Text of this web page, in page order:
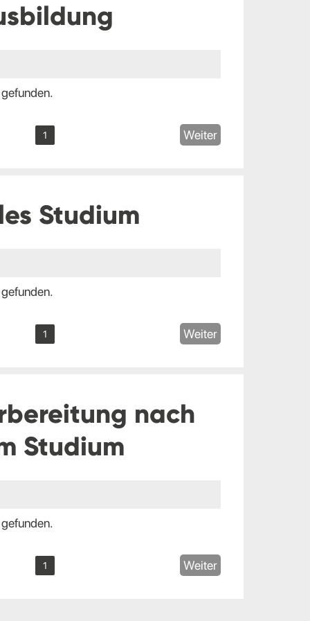
1 Weiter
Studium
1 Weiter
nach
Studium
1 Weiter